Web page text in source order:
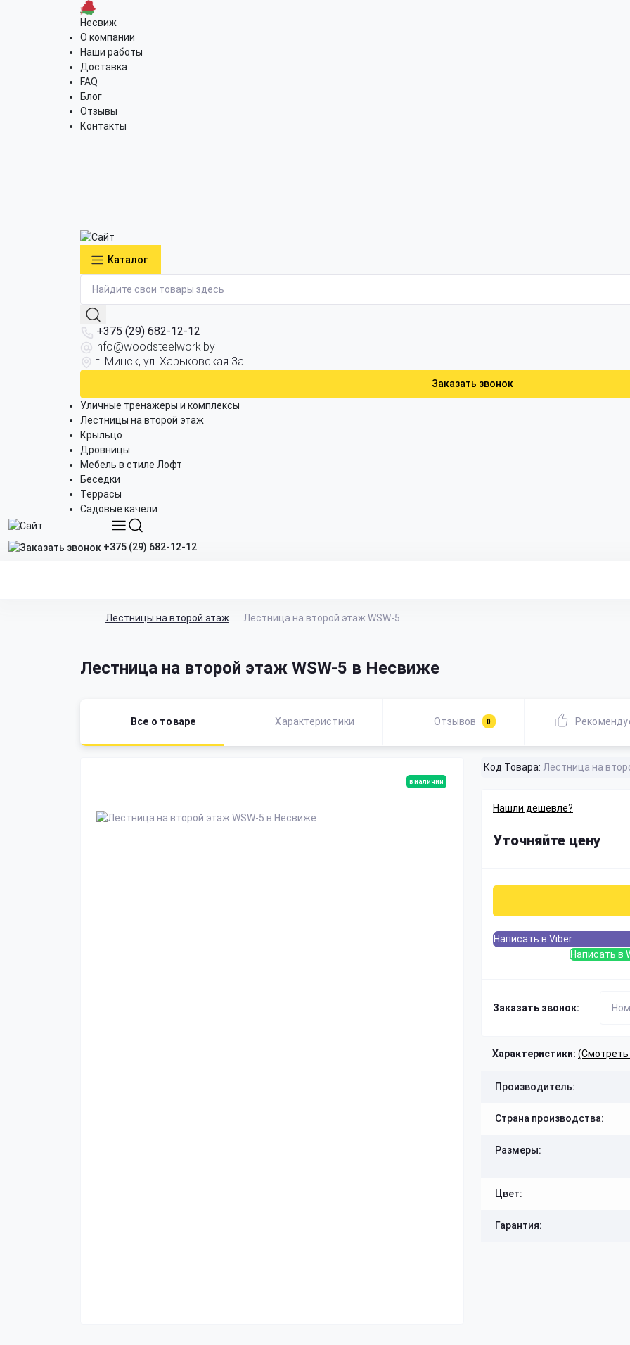
Несвиж
О компании
Наши работы
Доставка
FAQ
Блог
Отзывы
Контакты
Каталог
+375 (29) 682-12-12
info@woodsteelwork.by
г. Минск, ул. Харьковская 3а
Заказать звонок
Уличные тренажеры и комплексы
Лестницы на второй этаж
Крыльцо
Дровницы
Мебель в стиле Лофт
Беседки
Террасы
Садовые качели
+375 (29) 682-12-12
Лестницы на второй этаж Лестница на второй этаж WSW-5
Лестница на второй этаж WSW-5 в Несвиже
Все о товаре Характеристики Отзывов 0
в наличии
Код Товара: Лестница на
Нашли дешевле?
Уточняйте цену
Написать в Viber
Написать в
Заказать звонок:
Характеристики: (Смотреть
Производитель:
Страна производства:
Размеры:
Цвет:
Гарантия: